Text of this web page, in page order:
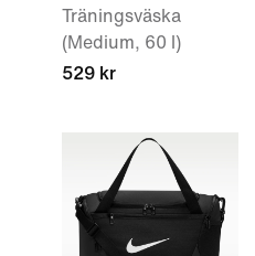
Träningsväska
(Medium, 60 l)
529 kr